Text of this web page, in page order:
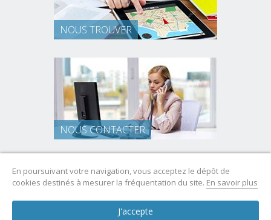
En poursuivant votre navigation, vous acceptez le dépôt de
cookies destinés à mesurer la fréquentation du site. En savoir plus
J'accepte
NOUS TROUVER
NOUS CONTACTER
Intranet